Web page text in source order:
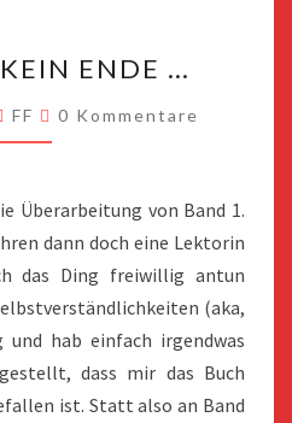
1
UND
KEIN
…
ENDE …
FF Kommentare
0 Kommentare
Überarbeitung von Band 1.
dann doch eine Lektorin
das Ding freiwillig antun
(aka,
hab einfach irgendwas
dass mir das Buch
ist. Statt also an Band